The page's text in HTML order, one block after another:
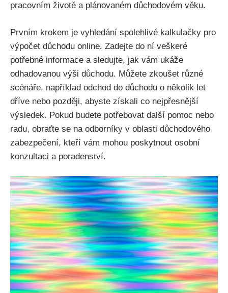
pracovním životě a plánovaném důchodovém věku.
Prvním krokem je vyhledání spolehlivé kalkulačky pro
výpočet důchodu online. Zadejte do ní veškeré
potřebné informace a sledujte, jak vám ukáže
odhadovanou výši důchodu. Můžete zkoušet různé
scénáře, například odchod do důchodu o několik let
dříve nebo později, abyste získali co nejpřesnější
výsledek. Pokud budete potřebovat další pomoc nebo
radu, obraťte se na odborníky v oblasti důchodového
zabezpečení, kteří vám mohou poskytnout osobní
konzultaci a poradenství.